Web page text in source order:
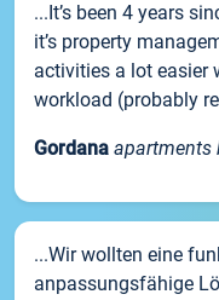
...It’s been 4 years
it’s property
activities a lot easier
workload (probably
Gordana apartments
...Wir wollten eine
anpassungsfähige